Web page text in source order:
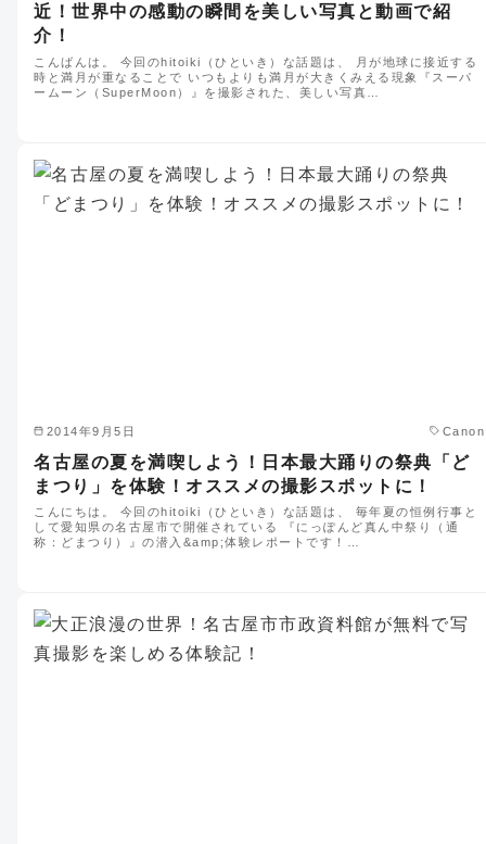
近！世界中の感動の瞬間を美しい写真と動画で紹
介！
こんばんは。 今回のhitoiki（ひといき）な話題は、 月が地球に接近する
時と満月が重なることで いつもよりも満月が大きくみえる現象『スーパ
ームーン（SuperMoon）』を撮影された、美しい写真…
2014年9月5日 Canon
名古屋の夏を満喫しよう！日本最大踊りの祭典「ど
まつり」を体験！オススメの撮影スポットに！
こんにちは。 今回のhitoiki（ひといき）な話題は、 毎年夏の恒例行事と
して愛知県の名古屋市で開催されている 『にっぽんど真ん中祭り（通
称：どまつり）』の潜入&amp;体験レポートです！…